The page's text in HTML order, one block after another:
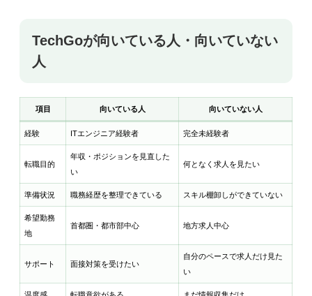
TechGoが向いている人・向いていない
人
項目 向いている人 向いていない人
経験 ITエンジニア経験者 完全未経験者
転職目的
年収・ポジションを見直した
い
何となく求人を見たい
準備状況 職務経歴を整理できている スキル棚卸しができていない
希望勤務
地
首都圏・都市部中心 地方求人中心
サポート 面接対策を受けたい
自分のペースで求人だけ見た
い